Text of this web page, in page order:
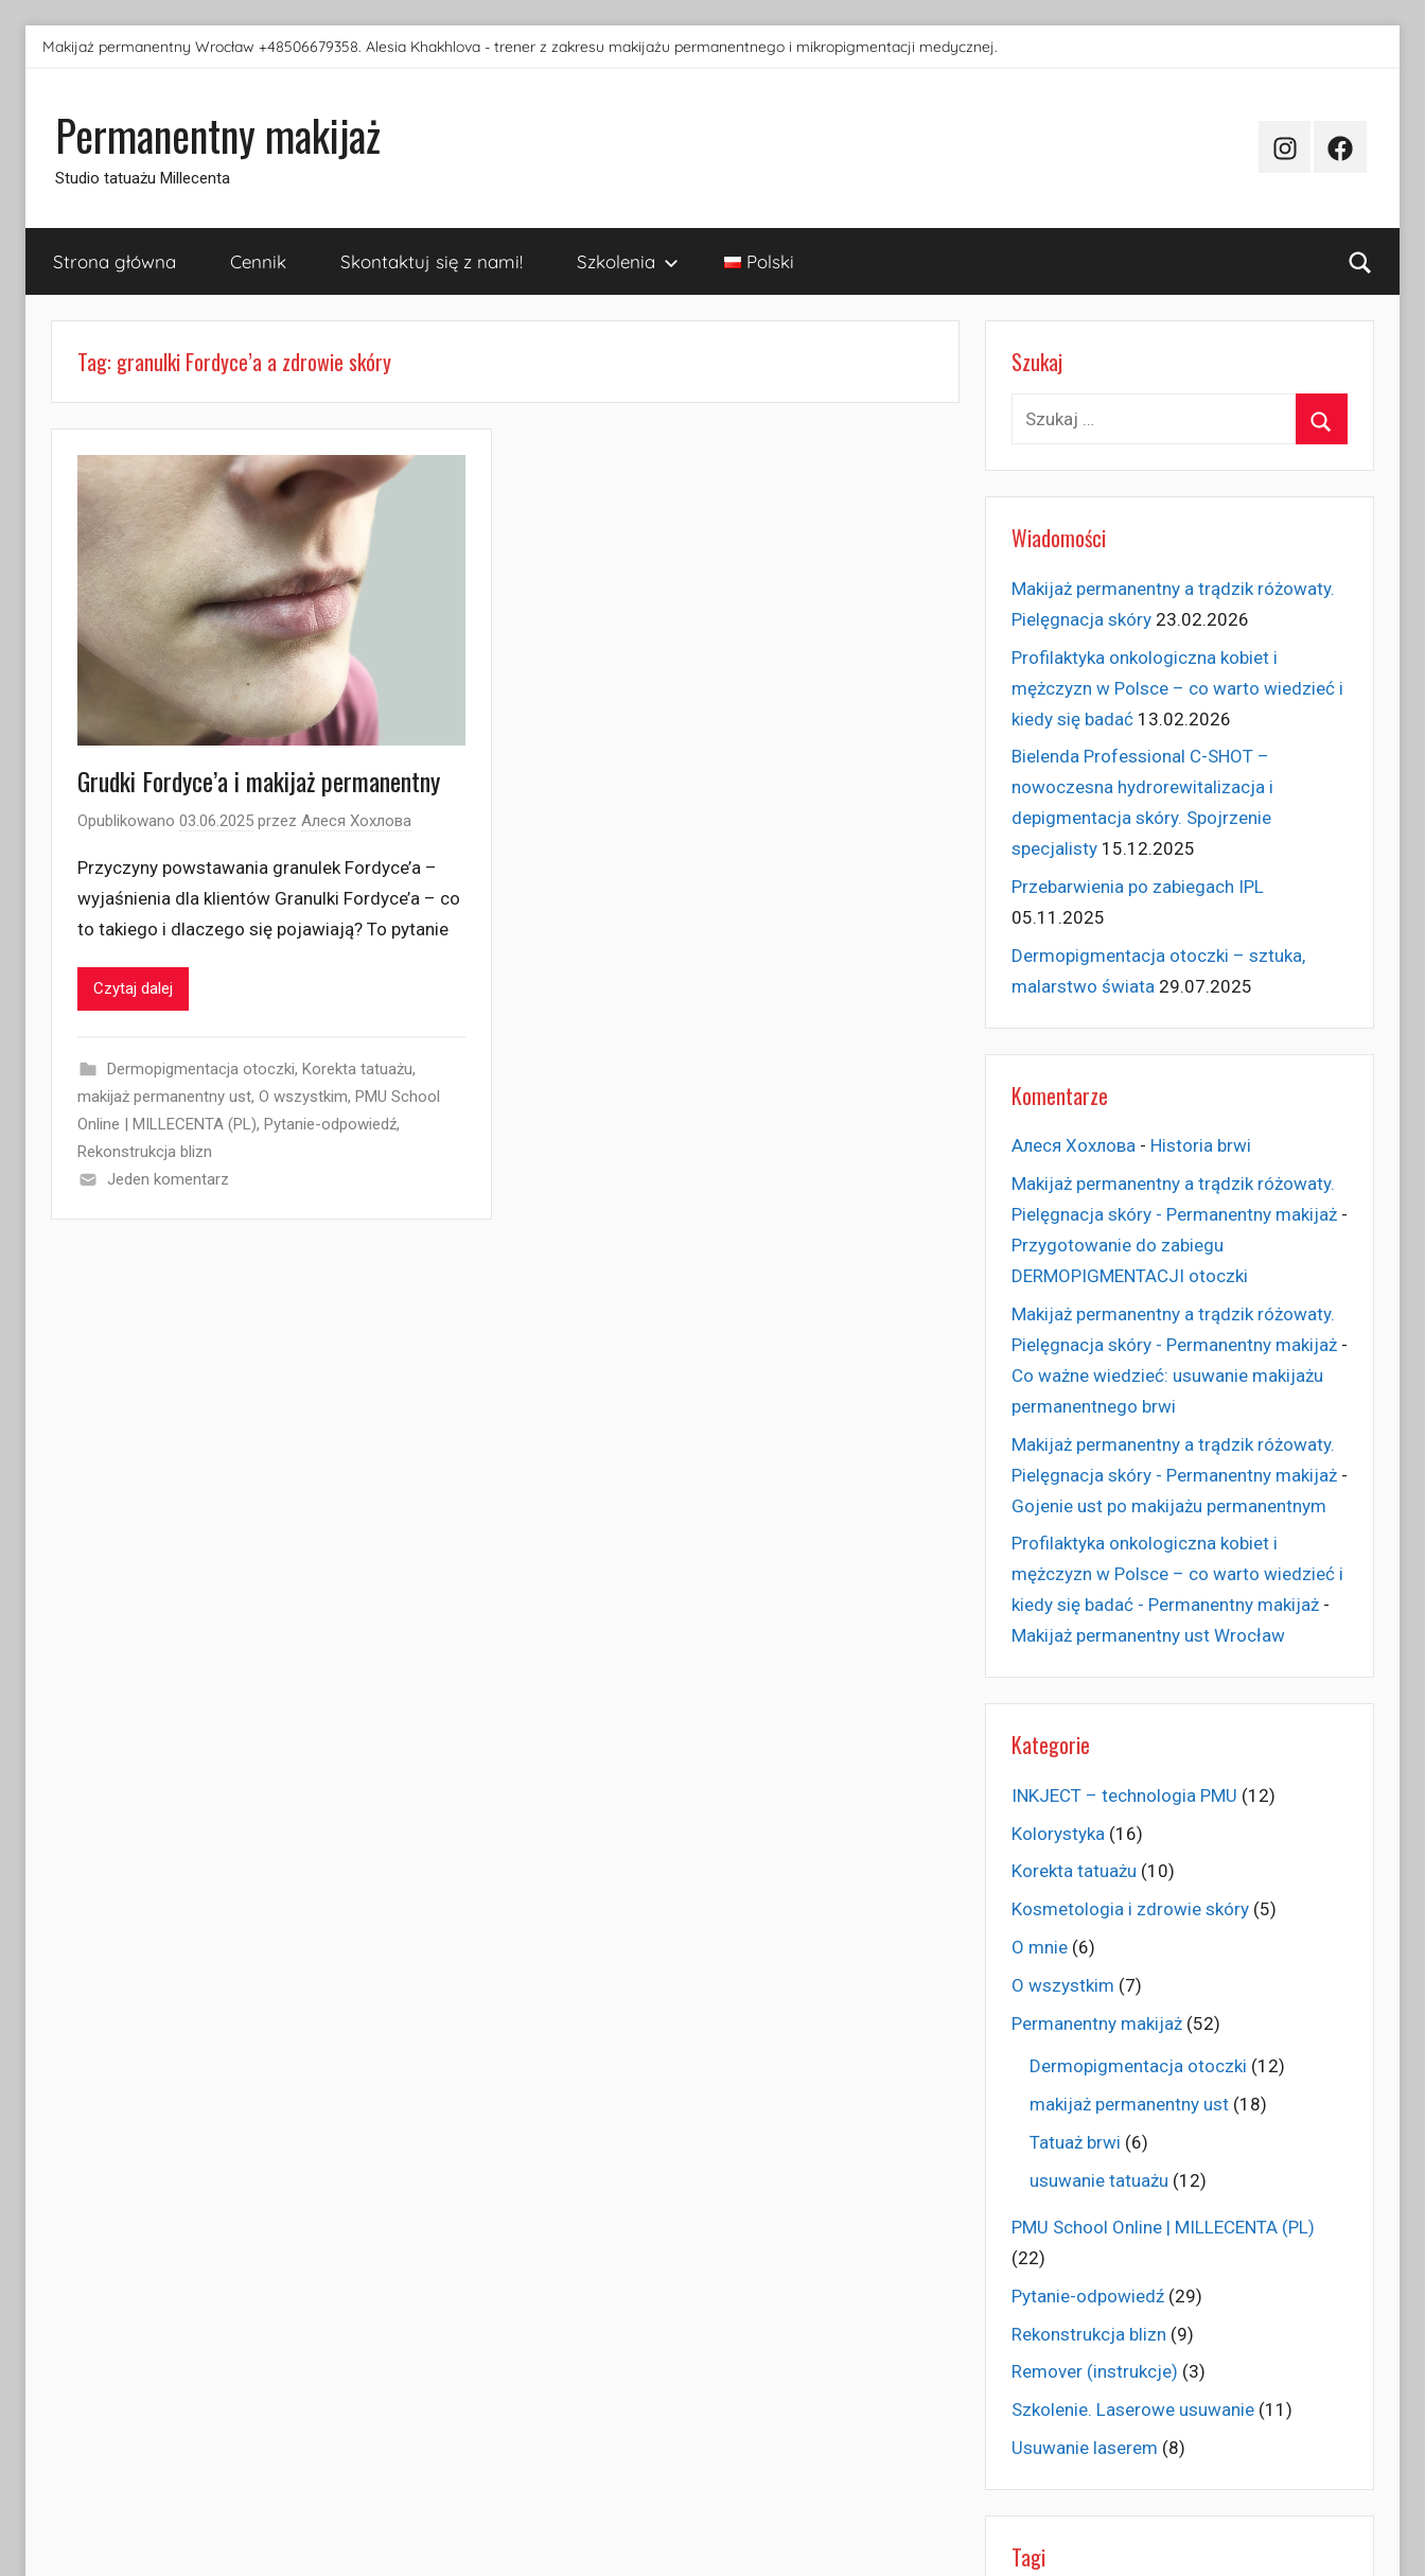
Przejdź
Makijaż permanentny Wrocław +48506679358. Alesia Khakhlova - trener z zakresu makijażu permanentnego i mikropigmentacji medycznej.
Permanentny makijaż
Studio tatuażu Millecenta
InstagramFacebook
Strona główna Cennik Skontaktuj się z nami! Szkolenia Polski
Tag: granulki Fordyce’a a zdrowie skóry
Grudki Fordyce’a i makijaż permanentny
Opublikowano 03.06.2025 przez Алеся Хохлова
Przyczyny powstawania granulek Fordyce’a –
wyjaśnienia dla klientów Granulki Fordyce’a – co
to takiego i dlaczego się pojawiają? To pytanie
Czytaj dalej
Dermopigmentacja otoczki, Korekta tatuażu,
makijaż permanentny ust, O wszystkim, PMU School
Online | MILLECENTA (PL), Pytanie-odpowiedź,
Rekonstrukcja blizn
Jeden komentarz
Szukaj
Szukaj:
Wiadomości
Makijaż permanentny a trądzik różowaty.
Pielęgnacja skóry 23.02.2026
Profilaktyka onkologiczna kobiet i
mężczyzn w Polsce – co warto wiedzieć i
kiedy się badać 13.02.2026
Bielenda Professional C-SHOT –
nowoczesna hydrorewitalizacja i
depigmentacja skóry. Spojrzenie
specjalisty 15.12.2025
Przebarwienia po zabiegach IPL
05.11.2025
Dermopigmentacja otoczki – sztuka,
malarstwo świata 29.07.2025
Komentarze
Алеся Хохлова- Historia brwi
Makijaż permanentny a trądzik różowaty.
Pielęgnacja skóry - Permanentny makijaż-
Przygotowanie do zabiegu
DERMOPIGMENTACJI otoczki
Makijaż permanentny a trądzik różowaty.
Pielęgnacja skóry - Permanentny makijaż-
Co ważne wiedzieć: usuwanie makijażu
permanentnego brwi
Makijaż permanentny a trądzik różowaty.
Pielęgnacja skóry - Permanentny makijaż-
Gojenie ust po makijażu permanentnym
Profilaktyka onkologiczna kobiet i
mężczyzn w Polsce – co warto wiedzieć i
kiedy się badać - Permanentny makijaż-
Makijaż permanentny ust Wrocław
Kategorie
INKJECT – technologia PMU (12)
Kolorystyka (16)
Korekta tatuażu (10)
Kosmetologia i zdrowie skóry(5)
O mnie(6)
O wszystkim (7)
Permanentny makijaż(52)
Dermopigmentacja otoczki (12)
makijaż permanentny ust(18)
Tatuaż brwi (6)
usuwanie tatuażu (12)
PMU School Online | MILLECENTA (PL)
(22)
Pytanie-odpowiedź(29)
Rekonstrukcja blizn (9)
Remover (instrukcje) (3)
Szkolenie. Laserowe usuwanie(11)
Usuwanie laserem (8)
Tagi